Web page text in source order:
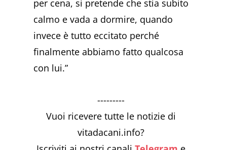
per cena, si pretende che stia subito
calmo e vada a dormire, quando
invece è tutto eccitato perché
finalmente abbiamo fatto qualcosa
con lui.”
---------
Vuoi ricevere tutte le notizie di
vitadacani.info?